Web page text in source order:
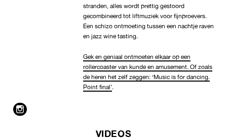
stranden, alles wordt prettig gestoord
gecombineerd tot liftmuziek voor fijnproevers.
Een schizo ontmoeting tussen een nachtje raven
en jazz wine tasting.
Gek en geniaal ontmoeten elkaar op een
rollercoaster van kunde en amusement. Of zoals
de heren het zelf zeggen: ‘Music is for dancing.
Point final’.
VIDEOS